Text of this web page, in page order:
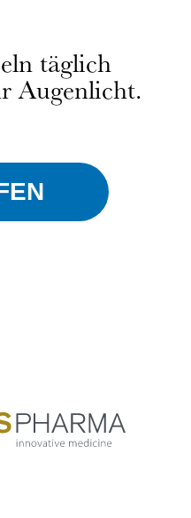
täglich
Augenlicht.